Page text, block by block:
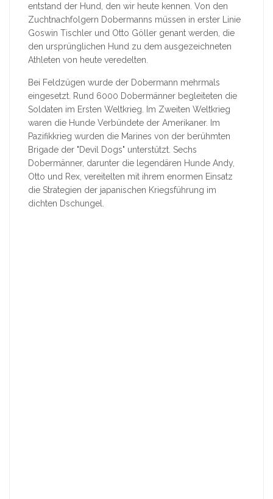
entstand der Hund, den wir heute kennen. Von den
Zuchtnachfolgern Dobermanns müssen in erster Linie
Goswin Tischler und Otto Göller genant werden, die
den ursprünglichen Hund zu dem ausgezeichneten
Athleten von heute veredelten.
Bei Feldzügen wurde der Dobermann mehrmals
eingesetzt. Rund 6000 Dobermänner begleiteten die
Soldaten im Ersten Weltkrieg. Im Zweiten Weltkrieg
waren die Hunde Verbündete der Amerikaner. Im
Pazifikkrieg wurden die Marines von der berühmten
Brigade der "Devil Dogs" unterstützt. Sechs
Dobermänner, darunter die legendären Hunde Andy,
Otto und Rex, vereitelten mit ihrem enormen Einsatz
die Strategien der japanischen Kriegsführung im
dichten Dschungel.